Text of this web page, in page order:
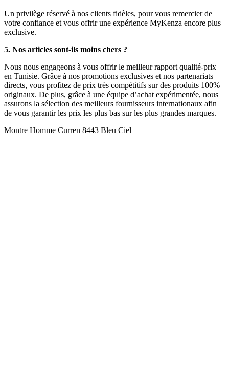
Un privilège réservé à nos clients fidèles, pour vous remercier de
votre confiance et vous offrir une expérience MyKenza encore plus
exclusive.
5. Nos articles sont-ils moins chers ?
Nous nous engageons à vous offrir le meilleur rapport qualité-prix
en Tunisie. Grâce à nos promotions exclusives et nos partenariats
directs, vous profitez de prix très compétitifs sur des produits 100%
originaux. De plus, grâce à une équipe d’achat expérimentée, nous
assurons la sélection des meilleurs fournisseurs internationaux afin
de vous garantir les prix les plus bas sur les plus grandes marques.
Montre Homme Curren 8443 Bleu Ciel